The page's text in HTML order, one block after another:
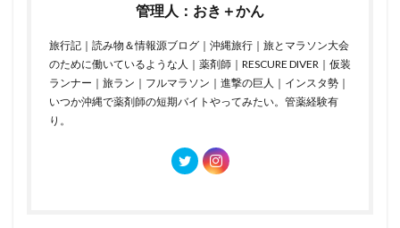
管理人：おき＋かん
旅行記｜読み物＆情報源ブログ｜沖縄旅行｜旅とマラソン大会
のために働いているような人｜薬剤師｜RESCURE DIVER｜仮装
ランナー｜旅ラン｜フルマラソン｜進撃の巨人｜インスタ勢｜
いつか沖縄で薬剤師の短期バイトやってみたい。管薬経験有
り。